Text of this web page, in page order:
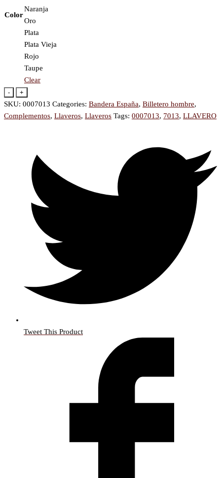
Color
Naranja
Oro
Plata
Plata Vieja
Rojo
Taupe
Clear
- +
SKU: 0007013 Categories: Bandera España, Billetero hombre,
Complementos, Llaveros, Llaveros Tags: 0007013, 7013, LLAVERO
Tweet This Product